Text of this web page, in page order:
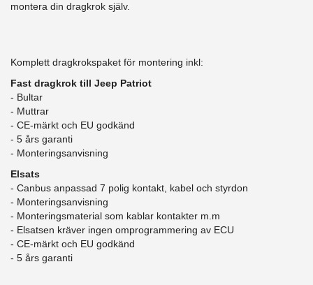
montera din dragkrok själv.
Komplett dragkrokspaket för montering inkl:
Fast dragkrok till Jeep Patriot
- Bultar
- Muttrar
- CE-märkt och EU godkänd
​- 5 års garanti
- Monteringsanvisning
Elsats
- Canbus anpassad 7 polig kontakt, kabel och styrdon
- Monteringsanvisning
- Monteringsmaterial som kablar kontakter m.m
- Elsatsen kräver ingen omprogrammering av ECU
- CE-märkt och EU godkänd
​- 5 års garanti